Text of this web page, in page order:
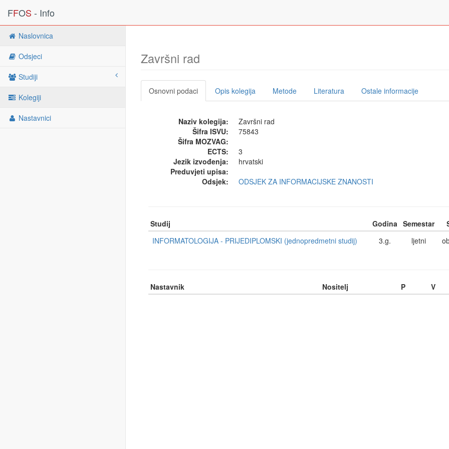
FFOS - Info
Naslovnica
Odsjeci
Studiji
Kolegiji
Nastavnici
Završni rad
Osnovni podaci Opis kolegija Metode Literatura Ostale informacije
Naziv kolegija:
Završni rad
Šifra ISVU:
75843
Šifra MOZVAG:
ECTS:
3
Jezik izvođenja:
hrvatski
Preduvjeti upisa:
Odsjek:
ODSJEK ZA INFORMACIJSKE ZNANOSTI
Studij Godina Semestar
INFORMATOLOGIJA - PRIJEDIPLOMSKI (jednopredmetni studij)
3.g. ljetni
Nastavnik Nositelj P V